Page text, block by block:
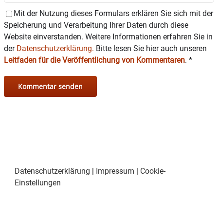
Mit der Nutzung dieses Formulars erklären Sie sich mit der
Speicherung und Verarbeitung Ihrer Daten durch diese
Website einverstanden. Weitere Informationen erfahren Sie in
der Datenschutzerklärung. Bitte lesen Sie hier auch unseren
Leitfaden für die Veröffentlichung von Kommentaren. *
Datenschutzerklärung | Impressum | Cookie-
Einstellungen